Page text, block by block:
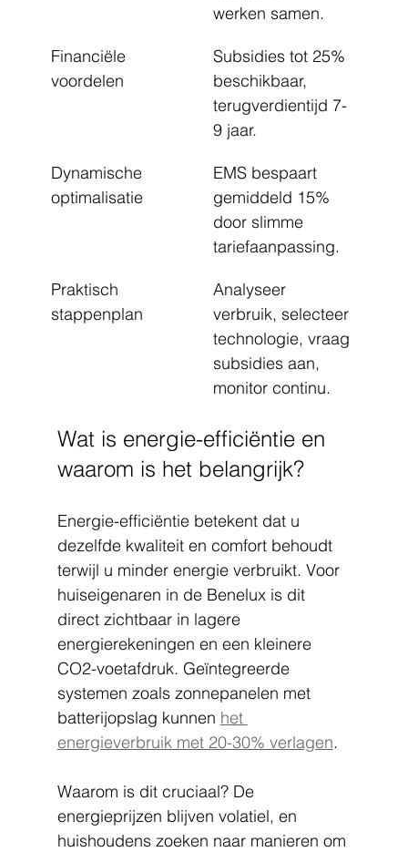
werken samen.
Financiële
voordelen
Subsidies tot 25%
beschikbaar,
terugverdientijd 7-
9 jaar.
Dynamische
optimalisatie
EMS bespaart
gemiddeld 15%
door slimme
tariefaanpassing.
Praktisch
stappenplan
Analyseer
verbruik, selecteer
technologie, vraag
subsidies aan,
monitor continu.
Wat is energie-efficiëntie en
waarom is het belangrijk?
Energie-efficiëntie betekent dat u
dezelfde kwaliteit en comfort behoudt
terwijl u minder energie verbruikt. Voor
huiseigenaren in de Benelux is dit
direct zichtbaar in lagere
energierekeningen en een kleinere
CO2-voetafdruk. Geïntegreerde
systemen zoals zonnepanelen met
batterijopslag kunnen het
energieverbruik met 20-30% verlagen.
Waarom is dit cruciaal? De
energieprijzen blijven volatiel, en
huishoudens zoeken naar manieren om